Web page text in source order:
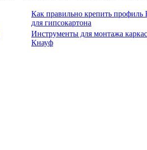
Как правильно крепить профиль
для гипсокартона
Инструменты для монтажа
Кнауф